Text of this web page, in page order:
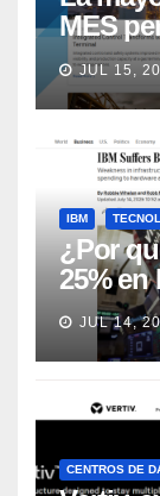
MES
JUL 15,
IBM
¿Por
25% en
JUL 14,
CENTROS DE